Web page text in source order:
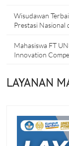
Wisudawan
Prestasi Nasional
Mahasiswa FT
Innovation
LAYANAN